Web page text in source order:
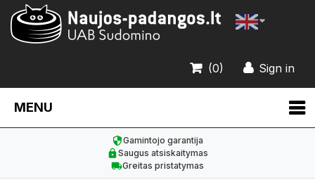
Sign in
(0)
MENU
Gamintojo garantija
Saugus atsiskaitymas
Greitas pristatymas